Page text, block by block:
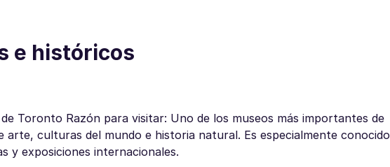
e históricos
Toronto Razón para visitar: Uno de los museos más importantes de
arte, culturas del mundo e historia natural. Es especialmente conocido
y exposiciones internacionales.